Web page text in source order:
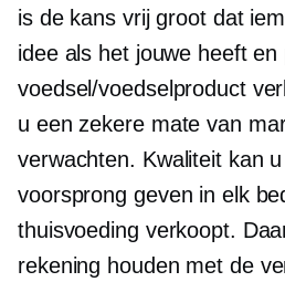
is de kans vrij groot dat
idee als het jouwe heeft
voedsel/voedselproduct
u een zekere mate van
verwachten. Kwaliteit kan
voorsprong geven in elk
thuisvoeding verkoopt.
rekening houden met de